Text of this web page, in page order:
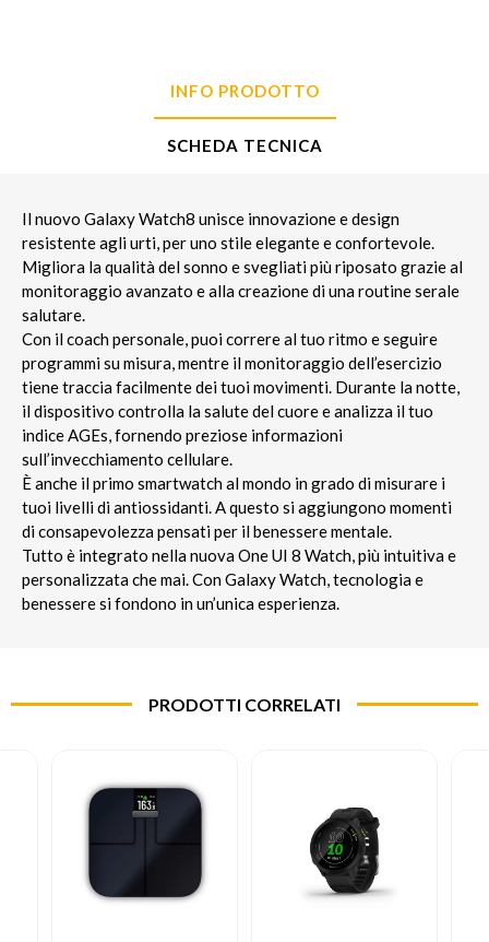
INFO PRODOTTO
SCHEDA TECNICA
Il nuovo Galaxy Watch8 unisce innovazione e design
resistente agli urti, per uno stile elegante e confortevole.
Migliora la qualità del sonno e svegliati più riposato grazie al
monitoraggio avanzato e alla creazione di una routine serale
salutare.
Con il coach personale, puoi correre al tuo ritmo e seguire
programmi su misura, mentre il monitoraggio dell’esercizio
tiene traccia facilmente dei tuoi movimenti. Durante la notte,
il dispositivo controlla la salute del cuore e analizza il tuo
indice AGEs, fornendo preziose informazioni
sull’invecchiamento cellulare.
È anche il primo smartwatch al mondo in grado di misurare i
tuoi livelli di antiossidanti. A questo si aggiungono momenti
di consapevolezza pensati per il benessere mentale.
Tutto è integrato nella nuova One UI 8 Watch, più intuitiva e
personalizzata che mai. Con Galaxy Watch, tecnologia e
benessere si fondono in un’unica esperienza.
PRODOTTI CORRELATI